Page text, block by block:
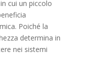
cui un piccolo
Poiché la
determina in
nei sistemi